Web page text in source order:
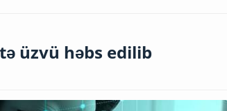
üzvü həbs edilib